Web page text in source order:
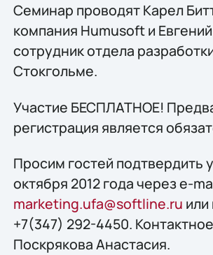
Семинар проводят Карел
компания Humusoft и
сотрудник отдела
Стокгольме.
Участие БЕСПЛАТНОЕ!
регистрация является
Просим гостей подтвердить
октября 2012 года через e-
marketing.ufa@softline.ru
+7(347) 292-4450.
Поскрякова Анастасия.